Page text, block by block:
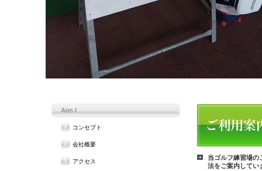
当ゴルフ練習場の
法をご案内してい
Aim I
コンセプト
会社概要
アクセス